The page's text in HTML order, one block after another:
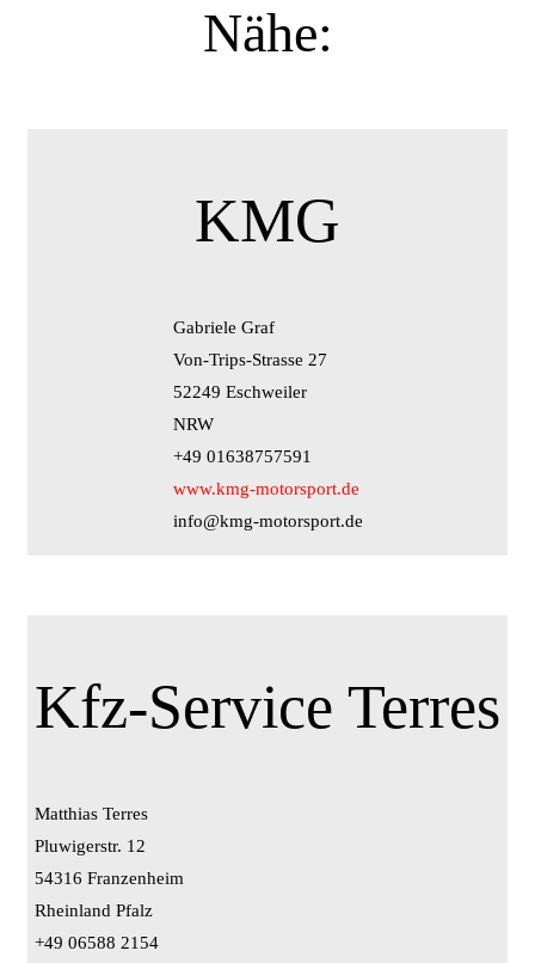
Nähe:
KMG
Gabriele Graf
Von-Trips-Strasse 27
52249 Eschweiler
NRW
+49 01638757591
www.kmg-motorsport.de
info@kmg-motorsport.de
Kfz-Service Terres
Matthias Terres
Pluwigerstr. 12
54316 Franzenheim
Rheinland Pfalz
+49 06588 2154